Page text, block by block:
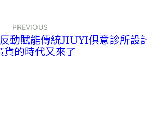
PREVIOUS
動賦能傳統JIUYI俱意診所設
貨的時代又來了